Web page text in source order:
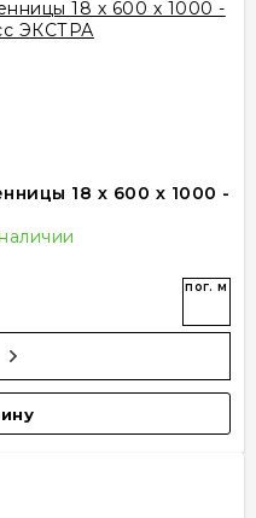
18 х 600 х 1000 -
пог. м